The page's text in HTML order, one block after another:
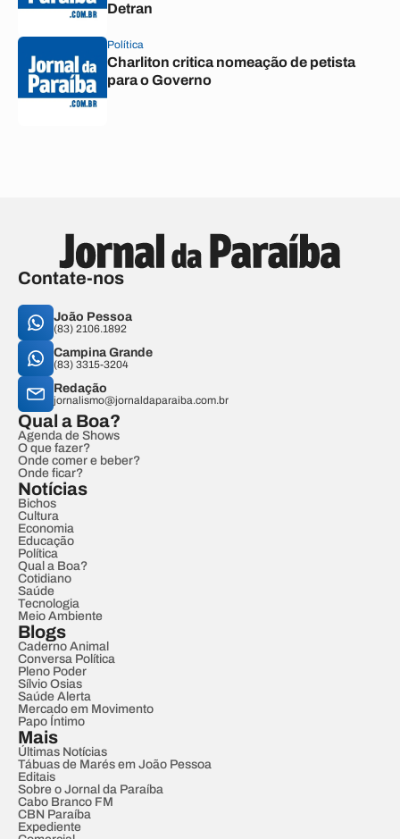
Detran
Política
Charliton critica nomeação de petista
para o Governo
Contate-nos
João Pessoa
(83) 2106.1892
Campina Grande
(83) 3315-3204
Redação
jornalismo@jornaldaparaiba.com.br
Qual a Boa?
Agenda de Shows
O que fazer?
Onde comer e beber?
Onde ficar?
Notícias
Bichos
Cultura
Economia
Educação
Política
Qual a Boa?
Cotidiano
Saúde
Tecnologia
Meio Ambiente
Blogs
Caderno Animal
Conversa Política
Pleno Poder
Sílvio Osias
Saúde Alerta
Mercado em Movimento
Papo Íntimo
Mais
Últimas Notícias
Tábuas de Marés em João Pessoa
Editais
Sobre o Jornal da Paraíba
Cabo Branco FM
CBN Paraíba
Expediente